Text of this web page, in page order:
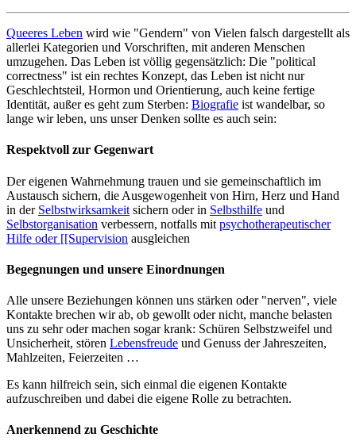
Queeres Leben wird wie "Gendern" von Vielen falsch dargestellt als
allerlei Kategorien und Vorschriften, mit anderen Menschen
umzugehen. Das Leben ist völlig gegensätzlich: Die "political
correctness" ist ein rechtes Konzept, das Leben ist nicht nur
Geschlechtsteil, Hormon und Orientierung, auch keine fertige
Identität, außer es geht zum Sterben: Biografie ist wandelbar, so
lange wir leben, uns unser Denken sollte es auch sein:
Respektvoll zur Gegenwart
Der eigenen Wahrnehmung trauen und sie gemeinschaftlich im
Austausch sichern, die Ausgewogenheit von Hirn, Herz und Hand
in der Selbstwirksamkeit sichern oder in Selbsthilfe und
Selbstorganisation verbessern, notfalls mit psychotherapeutischer
Hilfe oder [[Supervision ausgleichen
Begegnungen und unsere Einordnungen
Alle unsere Beziehungen können uns stärken oder "nerven", viele
Kontakte brechen wir ab, ob gewollt oder nicht, manche belasten
uns zu sehr oder machen sogar krank: Schüren Selbstzweifel und
Unsicherheit, stören Lebensfreude und Genuss der Jahreszeiten,
Mahlzeiten, Feierzeiten …
Es kann hilfreich sein, sich einmal die eigenen Kontakte
aufzuschreiben und dabei die eigene Rolle zu betrachten.
Anerkennend zu Geschichte